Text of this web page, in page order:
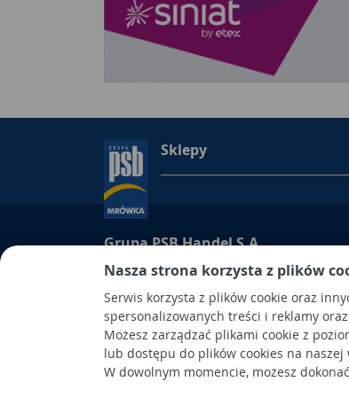
Nasza strona korzysta z plików
Serwis korzysta z plików cookie oraz
spersonalizowanych treści i reklamy
Możesz zarządzać plikami cookie z
lub dostępu do plików cookies na
W dowolnym momencie, możesz
Sklepy
Grupa PSB Handel S.A.
Grupa PSB Handel S.A., siedziba: Wełecz
wpisana do Rejestru Przedsiębiorców
Kielcach
pod nr KRS 0000661047, NIP
kapitał wpłacony: 53.275.000,00 zł.